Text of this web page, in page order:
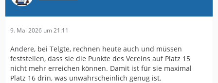
9. Mai 2026 um 21:11
Andere, bei Telgte, rechnen heute auch und müssen
feststellen, dass sie die Punkte des Vereins auf Platz 15
nicht mehr erreichen können. Damit ist für sie maximal
Platz 16 drin, was unwahrscheinlich genug ist.